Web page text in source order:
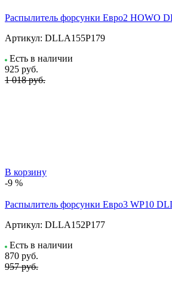
Распылитель форсунки Евро2 HOWO
Артикул: DLLA155P179
Есть в наличии
925 руб.
1 018 руб.
В корзину
-9 %
Распылитель форсунки Евро3 WP10
Артикул: DLLA152P177
Есть в наличии
870 руб.
957 руб.